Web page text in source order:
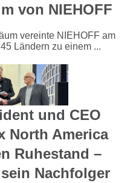
von NIEHOFF
vereinte NIEHOFF am
Ländern zu einem ...
und CEO
North America
Ruhestand –
Nachfolger